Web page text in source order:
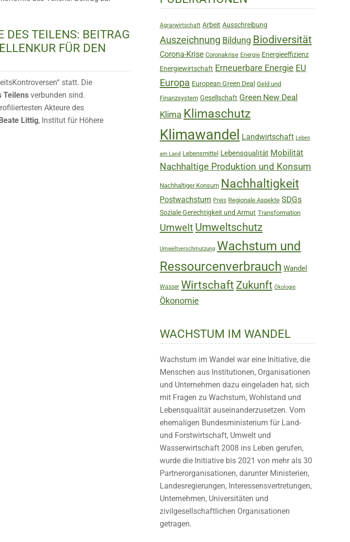
DES TEILENS: BEITRAG
FÜR DEN
statt. Die
Teilens verbunden sind.
Akteure des
Littig, Institut für Höhere
Sidebar
Agrarwirtschaft Arbeit Ausschreibung
Auszeichnung Bildung Biodiversität
Corona-Krise Coronakrise Energie Energieeffizienz
Energiewirtschaft Erneuerbare Energie EU
Europa European Green Deal Geld und
Finanzsystem Gesellschaft Green New Deal
Klima Klimaschutz
Klimawandel Landwirtschaft Leben
am Land Lebensmittel Lebensqualität Mobilität
Nachhaltige Produktion und Konsum
Nachhaltiger Konsum Nachhaltigkeit
Postwachstum Preis Regionale Aspekte SDGs
Soziale Gerechtigkeit und Armut Transformation
Umwelt Umweltschutz
Umweltverschmutzung Wachstum und
Ressourcenverbrauch Wandel
Wasser Wirtschaft Zukunft Ökologie
Ökonomie
WACHSTUM IM WANDEL
Wachstum im Wandel war eine Initiative, die
Menschen aus Institutionen, Organisationen
und Unternehmen dazu eingeladen hat, sich
mit Fragen zu Wachstum, Wohlstand und
Lebensqualität auseinanderzusetzen. Vom
ehemaligen Bundesministerium für Land-
und Forstwirtschaft, Umwelt und
Wasserwirtschaft 2008 ins Leben gerufen,
wurde die Initiative bis 2021 von mehr als 30
Partnerorganisationen, darunter Ministerien,
Landesregierungen, Interessensvertretungen,
Unternehmen, Universitäten und
zivilgesellschaftlichen Organisationen
getragen.